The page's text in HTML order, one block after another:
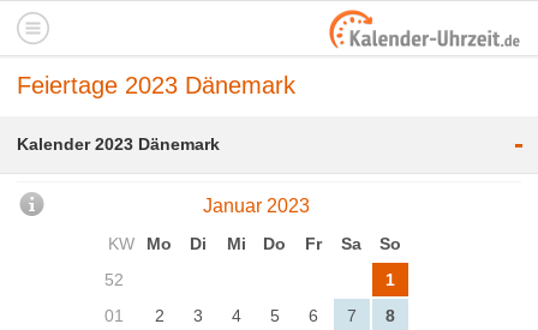
Feiertage 2023 Dänemark
Kalender 2023 Dänemark -
Januar 2023
KW Mo Di Mi Do Fr Sa
So
52
1
01
2 3 4 5 6 7
8